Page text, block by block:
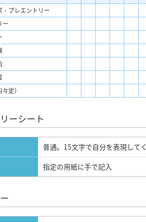
・プレエントリー
ー
定）
ーシート
普通。15文字で自分を表現して
指定の用紙に手で記入